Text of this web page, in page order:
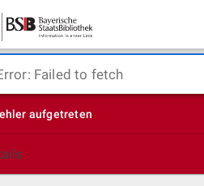
Failed to fetch
aufgetreten